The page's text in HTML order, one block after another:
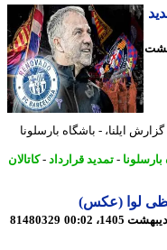
به گزارش ایلنا، - باشگاه بارسلونا
-تمدید قرارداد -کاتالان
لوا (عکس)
81480329